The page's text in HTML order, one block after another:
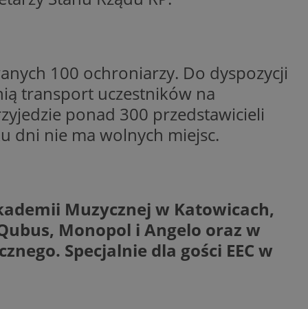
100 ochroniarzy. Do dyspozycji
transport uczestników na
ponad 300 przedstawicieli
dni nie ma wolnych miejsc.
Muzycznej w Katowicach,
Monopol i Angelo oraz w
Specjalnie dla gości EEC w
sesji.
ludzi i
internetowej,
ważnych raportów
internetowej.
identyfikatora
przechowywania
do usług
użytkownik
lub reklamy.
o zgodzie
dotyczących
z witryny.